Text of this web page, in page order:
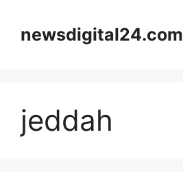
contentnewsdigital24.com
jeddah